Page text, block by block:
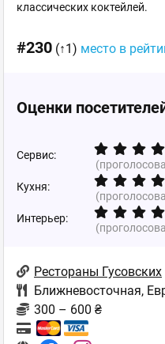
классических коктейлей.
#230 (↑1) место в
Оценки
Сервис:
Кухня:
Интерьер:
Рестораны Гусовских
Ближневосточная,
300 – 600 ₴